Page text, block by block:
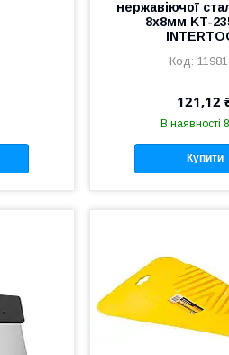
нержавіючої
8x8мм KT-
121,12
В наявності
Купити